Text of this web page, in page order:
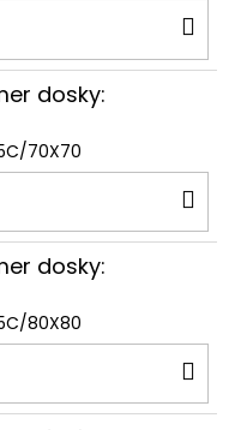
dosky:
70X70
dosky:
80X80